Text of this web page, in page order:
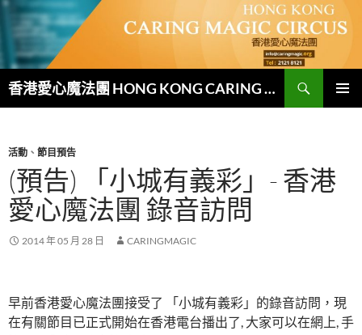
跳
要
內
容
香港愛心魔法團 HONG KONG CARING MAGIC CIRCUS
搜
尋
活動 、 節目預告
(預告) 「小城有義彩」- 香港
愛心魔法團 錄音訪問
2014 年 05 月 28 日 CARINGMAGIC
早前香港愛心魔法團接受了 「小城有義彩」的錄音訪問，現
在有關節目已正式開始在香港電台播出了, 大家可以在網上, 手